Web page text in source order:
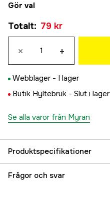
Gör val
Totalt: 79 kr
× +
Webblager - I lager
Butik Hyltebruk - Slut i lager
Se alla varor från Myran
Produktspecifikationer
Referensnummer
Frågor och svar